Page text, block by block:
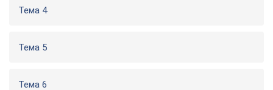
Тема 4
Тема 5
Тема 6